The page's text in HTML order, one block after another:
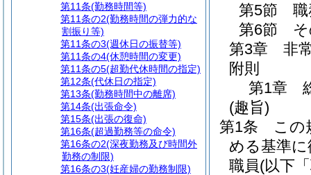
第5節
第6節
第3章
非
附則
第1章
(趣旨)
第1条
この
める基準
職員(以下
第11条(勤務時間等)
第11条の2(勤務時間の弾力的な
割振り等)
第11条の3(週休日の振替等)
第11条の4(休憩時間の変更)
第11条の5(超勤代休時間の指定)
第12条(代休日の指定)
第13条(勤務時間中の離席)
第14条(出張命令)
第15条(出張の復命)
第16条(超過勤務等の命令)
第16条の2(深夜勤務及び時間外
勤務の制限)
第16条の3(妊産婦の勤務制限)